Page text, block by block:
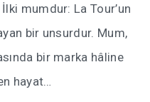
mumdur: La Tour’un
bir unsurdur. Mum,
bir marka hâline
hayat…